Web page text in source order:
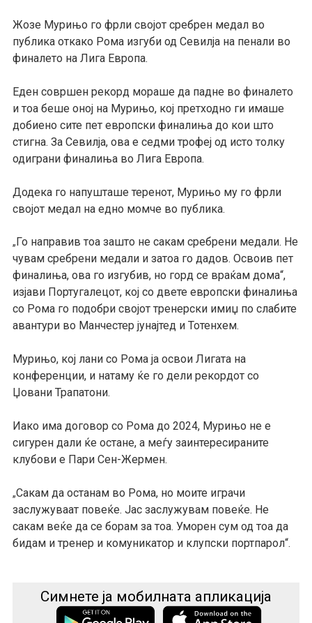
Жозе Мурињо го фрли својот сребрен медал во
публика откако Рома изгуби од Севилја на пенали во
финалето на Лига Европа.
Еден совршен рекорд мораше да падне во финалето
и тоа беше оној на Мурињо, кој претходно ги имаше
добиено сите пет европски финалиња до кои што
стигна. За Севилја, ова е седми трофеј од исто толку
одиграни финалиња во Лига Европа.
Додека го напушташе теренот, Мурињо му го фрли
својот медал на едно момче во публика.
„ Го направив тоа зашто не сакам сребрени медали. Не
чувам сребрени медали и затоа го дадов. Освоив пет
финалиња, ова го изгубив, но горд се враќам дома“,
изјави Португалецот, кој со двете европски финалиња
со Рома го подобри својот тренерски имиџ по слабите
авантури во Манчестер јунајтед и Тотенхем.
Мурињо, кој лани со Рома ја освои Лигата на
конференции, и натаму ќе го дели рекордот со
Џовани Трапатони.
Иако има договор со Рома до 2024, Мурињо не е
сигурен дали ќе остане, а меѓу заинтересираните
клубови е Пари Сен-Жермен.
„Сакам да останам во Рома, но моите играчи
заслужуваат повеќе. Јас заслужувам повеќе. Не
сакам веќе да се борам за тоа. Уморен сум од тоа да
бидам и тренер и комуникатор и клупски портпарол“.
Симнете ја мобилната апликација